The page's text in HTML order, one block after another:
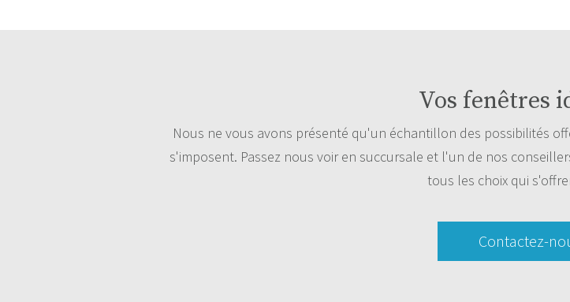
Vos fenêtres
Nous ne vous avons présenté qu'un échantillon des possibilités
s'imposent. Passez nous voir en succursale et l'un de nos
tous les choix qui
Contactez-